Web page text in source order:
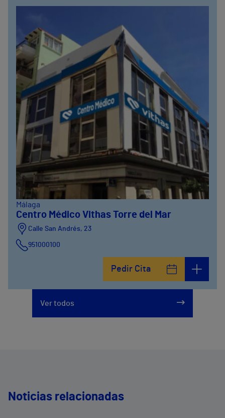
951 000 100
Málaga
Centro Médico Vithas Torre del Mar
Calle San Andrés, 23
951000100
Pedir Cita
Ver todos
Noticias relacionadas